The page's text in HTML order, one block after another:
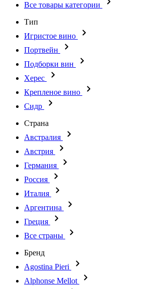
Все товары категории
Тип
Игристое вино
Портвейн
Подборки вин
Херес
Крепленое вино
Сидр
Страна
Австралия
Австрия
Германия
Россия
Италия
Аргентина
Греция
Все страны
Бренд
Agostina Pieri
Alphonse Mellot